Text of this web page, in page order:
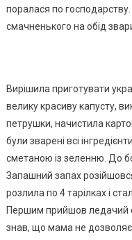
поралася по
смачненького на обід
Вирішила приготувати
велику красиву капусту,
петрушки, начистила
були зварені всі
сметаною із зеленню. До
Запашний запах
розлила по 4 тарілках і
Першим прийшов ледачий
знав, що мама не дозволяє